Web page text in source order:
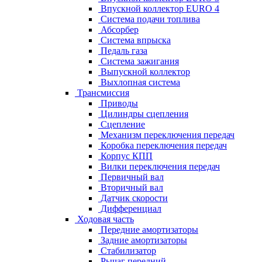
Впускной коллектор EURO 4
Система подачи топлива
Абсорбер
Система впрыска
Педаль газа
Система зажигания
Выпускной коллектор
Выхлопная система
Трансмиссия
Приводы
Цилиндры сцепления
Сцепление
Механизм переключения передач
Коробка переключения передач
Корпус КПП
Вилки переключения передач
Первичный вал
Вторичный вал
Датчик скорости
Дифференциал
Ходовая часть
Передние амортизаторы
Задние амортизаторы
Стабилизатор